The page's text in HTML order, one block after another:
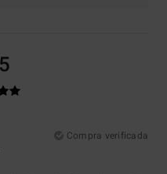
Compra verificada